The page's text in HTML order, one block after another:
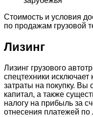
Стоимость и условия
по продажам грузовой
Лизинг
Лизинг грузового
спецтехники
затраты на покупку. Вы
капитал, а также
налогу на прибыль за
отнесения платежей по